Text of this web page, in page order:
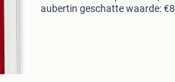
aubertin geschatte waarde: